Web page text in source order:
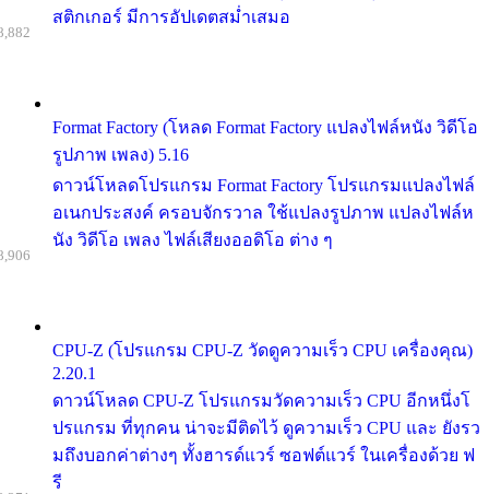
สติกเกอร์ มีการอัปเดตสม่ำเสมอ
Format Factory (โหลด Format Factory แปลงไฟล์หนัง วิดีโอ
รูปภาพ เพลง) 5.16
ดาวน์โหลดโปรแกรม Format Factory โปรแกรมแปลงไฟล์
อเนกประสงค์ ครอบจักรวาล ใช้แปลงรูปภาพ แปลงไฟล์ห
นัง วิดีโอ เพลง ไฟล์เสียงออดิโอ ต่าง ๆ
CPU-Z (โปรแกรม CPU-Z วัดดูความเร็ว CPU เครื่องคุณ)
2.20.1
ดาวน์โหลด CPU-Z โปรแกรมวัดความเร็ว CPU อีกหนึ่งโ
ปรแกรม ที่ทุกคน น่าจะมีติดไว้ ดูความเร็ว CPU และ ยังรว
มถึงบอกค่าต่างๆ ทั้งฮารด์แวร์ ซอฟต์แวร์ ในเครื่องด้วย ฟ
รี